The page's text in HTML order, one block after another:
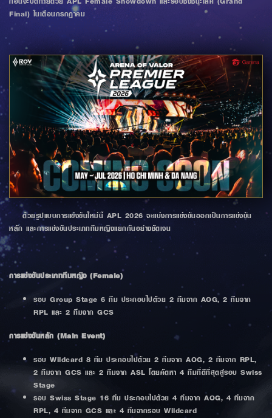
Final) ในเดือนกรกฎาคม
ด้วยรูปแบบการแข่งขันใหม่นี้ APL 2026 จะแบ่งการแข่งขันออกเป็นการแข่งขัน
หลัก และการแข่งขันประเภททีมหญิงแยกกันอย่างชัดเจน
การแข่งขันประเภททีมหญิง (Female)
รอบ Group Stage 6 ทีม ประกอบไปด้วย 2 ทีมจาก AOG, 2 ทีมจาก
RPL และ 2 ทีมจาก GCS
การแข่งขันหลัก (Main Event)
รอบ Wildcard 8 ทีม ประกอบไปด้วย 2 ทีมจาก AOG, 2 ทีมจาก RPL,
2 ทีมจาก GCS และ 2 ทีมจาก ASL โดยคัดหา 4 ทีมที่ดีที่สุดสู่รอบ Swiss
Stage
รอบ Swiss Stage 16 ทีม ประกอบไปด้วย 4 ทีมจาก AOG, 4 ทีมจาก
RPL, 4 ทีมจาก GCS และ 4 ทีมจากรอบ Wildcard